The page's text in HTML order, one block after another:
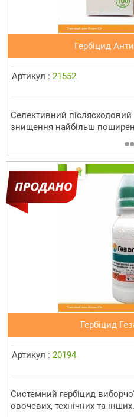
Гербіцид
Артикул : 21552
Селективний післясходовий
знищення найбільш
Гербіцид
Артикул : 20194
Системний гербіцид
овочевих, технічних та